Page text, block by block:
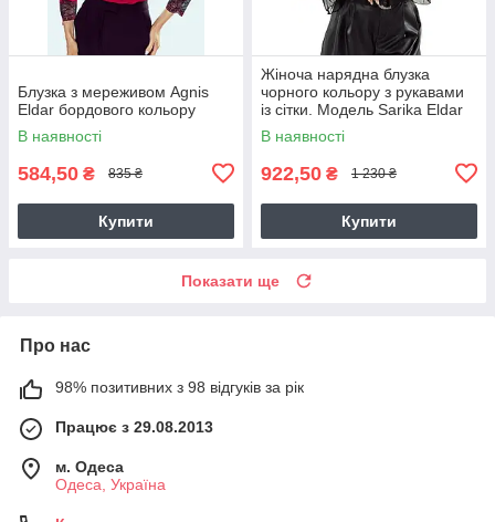
Блузка з мереживом Agnis
Eldar бордового кольору
В наявності
584,50 ₴ 835 ₴
Купити
Жіноча нарядна блузка
чорного кольору з рукавами
із сітки. Модель Sarika Eldar
В наявності
922,50 ₴ 1 230 ₴
Купити
Показати ще
Про нас
98% позитивних з 98 відгуків за рік
Працює з 29.08.2013
м. Одеса
Одеса, Україна